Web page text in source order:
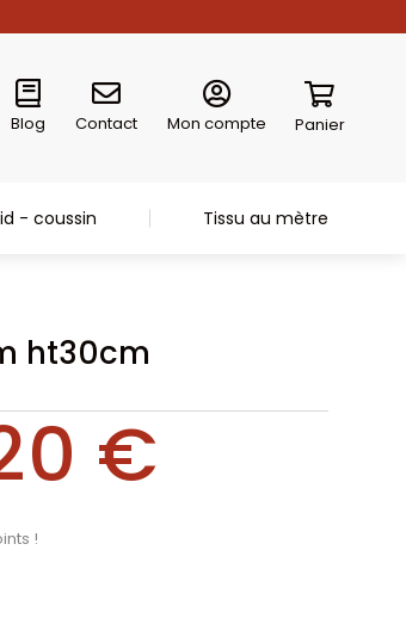
Blog Contact Mon compte Panier
- coussin Tissu au mètre
ht30cm
€
!